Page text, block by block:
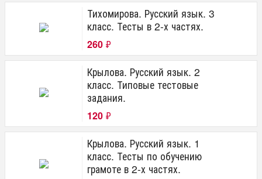
Тихомирова. Русский язык. 3
класс. Тесты в 2-х частях.
260 ₽
Крылова. Русский язык. 2
класс. Типовые тестовые
задания.
120 ₽
Крылова. Русский язык. 1
класс. Тесты по обучению
грамоте в 2-х частях.